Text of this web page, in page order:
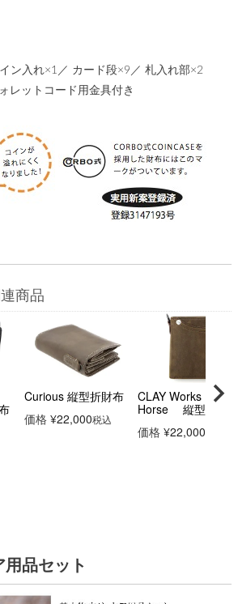
ン入れ×1／ カード段×9／ 札入れ部×2
レットコード用金具付き
商品
Curious 縦型折財布
価格 ¥22,000税込
CLAY Works
Horse 縦型折財
価格 ¥22,000
品セット